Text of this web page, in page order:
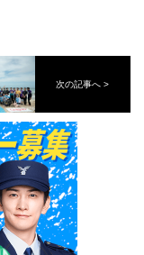
次の記事へ >